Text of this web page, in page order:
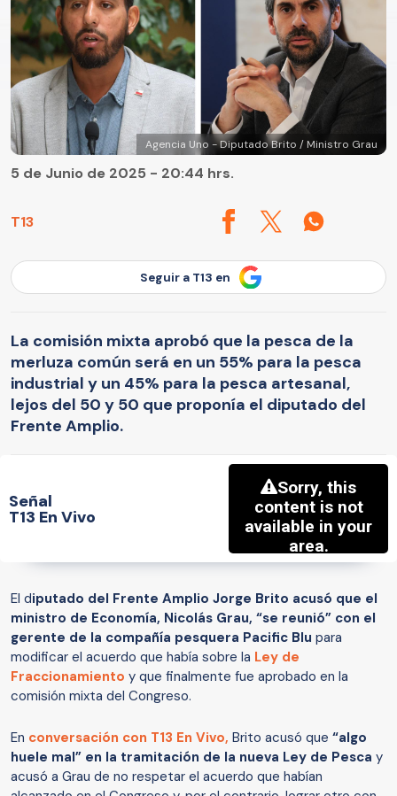
Agencia Uno - Diputado Brito / Ministro Grau
T13
5 de Junio de 2025 - 20:44 hrs.
Seguir a T13 en
La comisión mixta aprobó que la pesca de la
merluza común será en un 55% para la pesca
industrial y un 45% para la pesca artesanal,
lejos del 50 y 50 que proponía el diputado del
Frente Amplio.
Señal
T13 En Vivo
El diputado del Frente Amplio Jorge Brito acusó que el
ministro de Economía, Nicolás Grau, “se reunió” con el
gerente de la compañía pesquera Pacific Blu para
modificar el acuerdo que había sobre la Ley de
Fraccionamiento y que finalmente fue aprobado en la
comisión mixta del Congreso.
En conversación con T13 En Vivo, Brito acusó que “algo
huele mal” en la tramitación de la nueva Ley de Pesca y
acusó a Grau de no respetar el acuerdo que habían